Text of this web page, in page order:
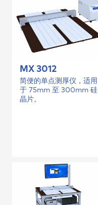
MX 3012
简便的单点测厚仪，适用
于 75mm 至 300mm 硅
晶片。